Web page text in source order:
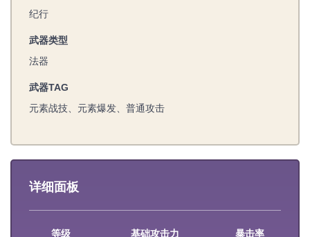
纪行
武器类型
法器
武器TAG
元素战技、元素爆发、普通攻击
详细面板
等级 基础攻击力 暴击率